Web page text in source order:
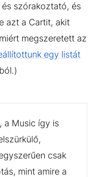
szórakoztató, és
azt a Cartit, akit
megszeretett az
egy listát
a Music így is
csak
mint amire a